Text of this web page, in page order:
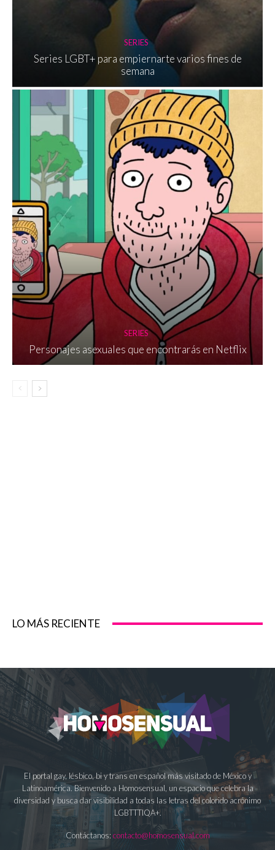
SERIES
Series LGBT+ para empiernarte varios fines de
semana
SERIES
Personajes asexuales que encontrarás en Netflix
LO MÁS RECIENTE
El portal gay, lésbico, bi y trans en español más visitado de México y
Latinoamérica. Bienvenido a Homosensual, un espacio que celebra la
diversidad y busca dar visibilidad a todas las letras del colorido acrónimo
LGBTTTIQA+.
Contáctanos: contacto@homosensual.com